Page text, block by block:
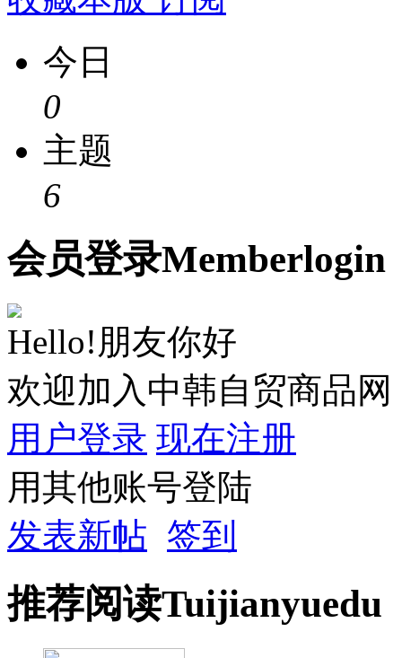
今日
0
主题
6
会员登录Memberlogin
Hello!朋友你好
欢迎加入中韩自贸商品网
用户登录 现在注册
用其他账号登陆
发表新帖 签到
推荐阅读Tuijianyuedu